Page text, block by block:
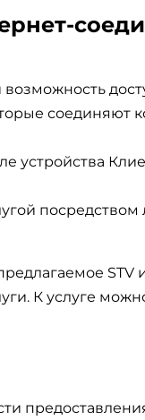
соединяют
устройства
К услуге